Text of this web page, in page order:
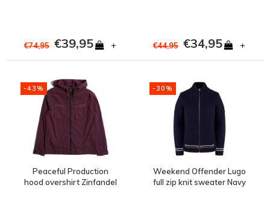
€74,95 €39,95 + €44,95 €34,95 +
-43%
Peaceful Production
hood overshirt Zinfandel
-30%
Weekend Offender Lugo
full zip knit sweater Navy